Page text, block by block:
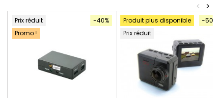
>
<
-40%
Prix réduit
Promo !
-50%
Produit plus disponible
Prix réduit